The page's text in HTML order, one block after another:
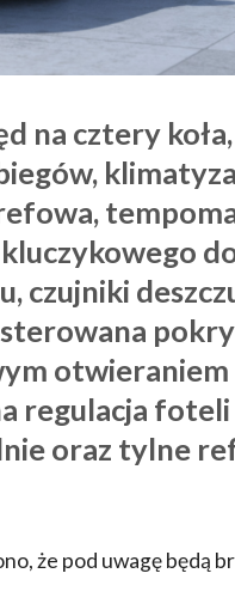
na cztery koła,
czujniki
otwieraniem
regulacja foteli
oraz tylne
że pod uwagę będą